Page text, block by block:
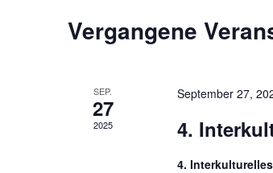
Kalender
von
Vergangene
SEP.
27
2025
September 27,
4.
4.